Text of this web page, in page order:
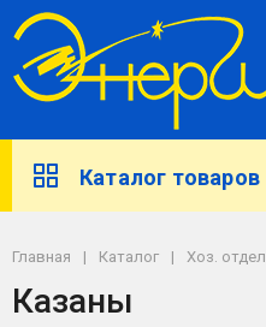
Каталог товаров
Главная Каталог Хоз. отдел
Казаны